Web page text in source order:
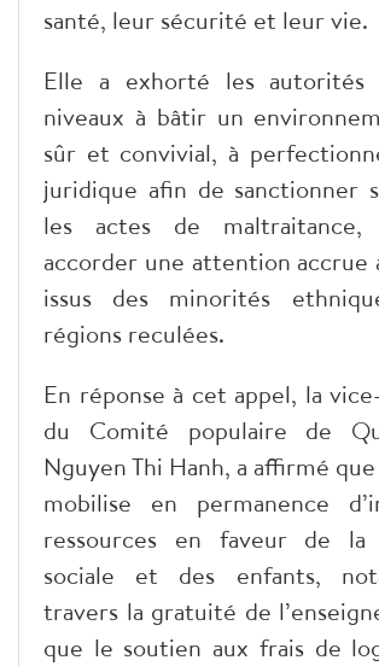
santé, leur sécurité et leur vie.
​Elle a exhorté les
niveaux à bâtir un
sûr et convivial, à
juridique afin de sanctionner
les actes de maltraitance,
accorder une attention accrue
issus des minorités
régions reculées.
​En réponse à cet appel, la
du Comité populaire de
Nguyen Thi Hanh, a affirmé
mobilise en permanence
ressources en faveur de la
sociale et des enfants,
travers la gratuité de
que le soutien aux frais de